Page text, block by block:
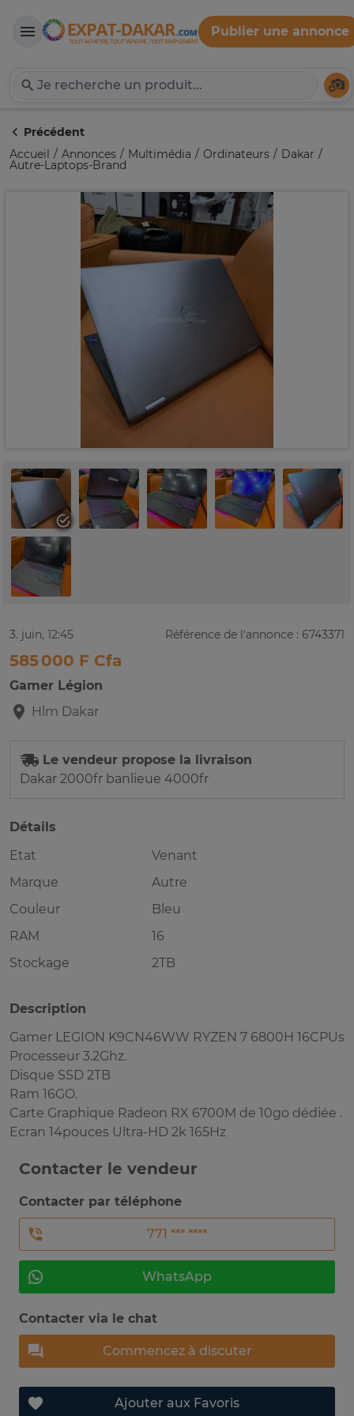
Expat-Dakar
Publier une annonce
Précédent
Accueil
Annonces Multimédia Ordinateurs Dakar
Autre-Laptops-Brand
3. juin, 12:45 Référence de l'annonce : 6743371
585 000 F Cfa
Gamer Légion
Hlm Dakar
Le vendeur propose la livraison
Dakar 2000fr banlieue 4000fr
Détails
Etat
Venant
Marque
Autre
Couleur
Bleu
RAM
16
Stockage
2TB
Description
Gamer LEGION K9CN46WW RYZEN 7 6800H 16CPUs
Processeur 3.2Ghz.
Disque SSD 2TB
Ram 16GO.
Carte Graphique Radeon RX 6700M de 10go dédiée .
Ecran 14pouces Ultra-HD 2k 165Hz
Contacter le vendeur
Contacter par téléphone
771 *** ****
WhatsApp
Contacter via le chat
Commencez à discuter
Ajouter aux Favoris